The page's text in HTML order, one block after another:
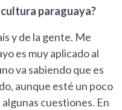
paraguaya?
y de la gente. Me
es muy aplicado al
va sabiendo que es
aunque esté un poco
cuestiones. En